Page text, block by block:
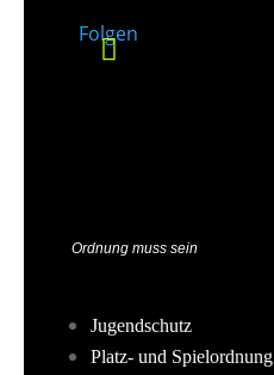
Folgen
Ordnung muss sein
Jugendschutz
Platz- und Spielordnung